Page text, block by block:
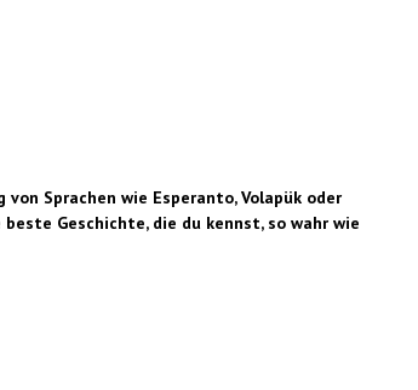
Sprachen wie Esperanto, Volapük oder
Geschichte, die du kennst, so wahr wie